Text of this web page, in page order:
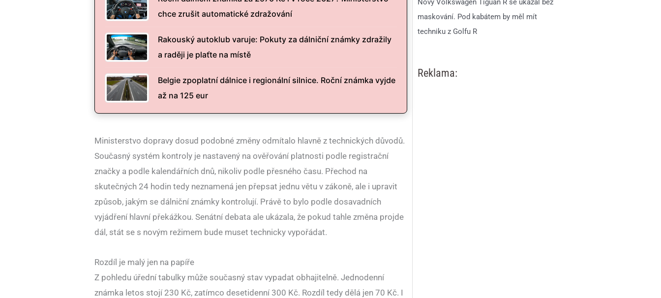
chce zrušit automatické zdražování
Rakouský autoklub varuje: Pokuty za dálniční známky zdražily
a raději je plaťte na místě
Belgie zpoplatní dálnice i regionální silnice. Roční známka vyjde
až na 125 eur
Ministerstvo dopravy dosud podobné změny odmítalo hlavně z technických důvodů.
Současný systém kontroly je nastavený na ověřování platnosti podle registrační
značky a podle kalendářních dnů, nikoliv podle přesného času. Přechod na
skutečných 24 hodin tedy neznamená jen přepsat jednu větu v zákoně, ale i upravit
způsob, jakým se dálniční známky kontrolují. Právě to bylo podle dosavadních
vyjádření hlavní překážkou. Senátní debata ale ukázala, že pokud tahle změna projde
dál, stát se s novým režimem bude muset technicky vypořádat.
Rozdíl je malý jen na papíře
Z pohledu úřední tabulky může současný stav vypadat obhajitelně. Jednodenní
známka letos stojí 230 Kč, zatímco desetidenní 300 Kč. Rozdíl tedy dělá jen 70 Kč. I
Nový Volkswagen Tiguan R se ukázal bez
maskování. Pod kabátem by měl mít
techniku z Golfu R
Reklama: